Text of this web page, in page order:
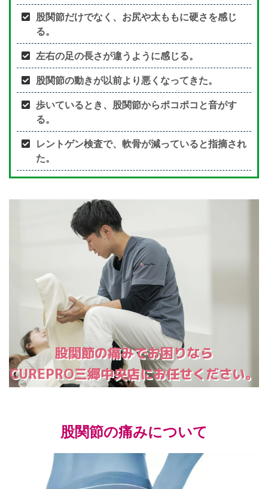
股関節だけでなく、お尻や太ももに硬さを感じ
る。
左右の足の長さが違うように感じる。
股関節の動きが以前より悪くなってきた。
歩いているとき、股関節からポコポコと音がす
る。
レントゲン検査で、軟骨が減っていると指摘され
た。
股関節の痛みでお困りなら
CUREPRO三郷中央店にお任せください。
股関節の痛みについて